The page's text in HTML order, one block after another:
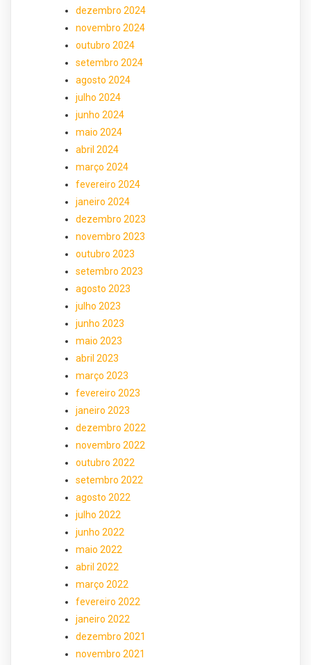
dezembro 2024
novembro 2024
outubro 2024
setembro 2024
agosto 2024
julho 2024
junho 2024
maio 2024
abril 2024
março 2024
fevereiro 2024
janeiro 2024
dezembro 2023
novembro 2023
outubro 2023
setembro 2023
agosto 2023
julho 2023
junho 2023
maio 2023
abril 2023
março 2023
fevereiro 2023
janeiro 2023
dezembro 2022
novembro 2022
outubro 2022
setembro 2022
agosto 2022
julho 2022
junho 2022
maio 2022
abril 2022
março 2022
fevereiro 2022
janeiro 2022
dezembro 2021
novembro 2021